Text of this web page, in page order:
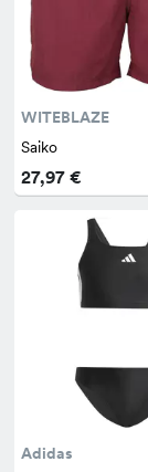
WITEBLAZE
Saiko
27,97 €
Adidas